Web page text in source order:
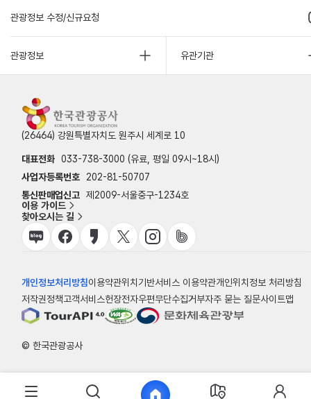
관광정보 수정/신규요청
관광정보 유관기관
(26464) 강원특별자치도 원주시 세계로 10
대표전화 033-738-3000 (유료, 평일 09시~18시)
사업자등록번호
202-81-50707
통신판매업신고 제2009-서울중구-1234호
이용 가이드
찾아오시는 길
개인정보처리방침이용약관위치기반서비스 이용약관개인위치정보 처리방침
저작권정책고객서비스헌장전자우편무단수집거부자주 묻는 질문사이트맵
© 한국관광공사